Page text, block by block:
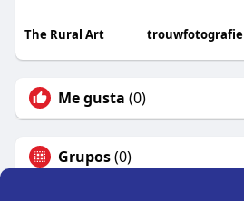
The Rural Art trouwfotografie
Me gusta (0)
Grupos(0)